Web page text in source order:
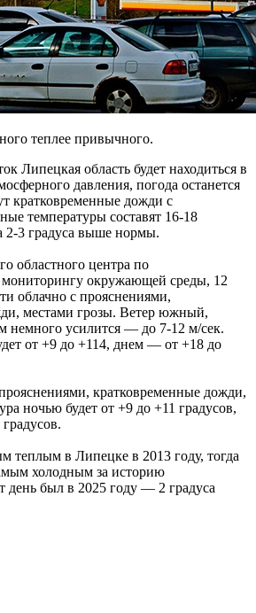
теплее привычного.
Липецкая область будет находиться в
давления, погода останется
кратковременные дожди с
температуры составят 16-18
2-3 градуса выше нормы.
областного центра по
мониторингу окружающей среды, 12
облачно с прояснениями,
местами грозы. Ветер южный,
немного усилится — до 7-12 м/сек.
от +9 до +114, днем — от +18 до
кратковременные дожди,
ночью будет от +9 до +11 градусов,
теплым в Липецке в 2013 году, тогда
холодным за историю
день был в 2025 году — 2 градуса